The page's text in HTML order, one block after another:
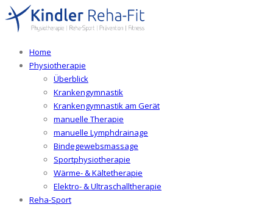
Home
Physiotherapie
Überblick
Krankengymnastik
Krankengymnastik am Gerät
manuelle Therapie
manuelle Lymphdrainage
Bindegewebsmassage
Sportphysiotherapie
Wärme- & Kältetherapie
Elektro- & Ultraschalltherapie
Reha-Sport